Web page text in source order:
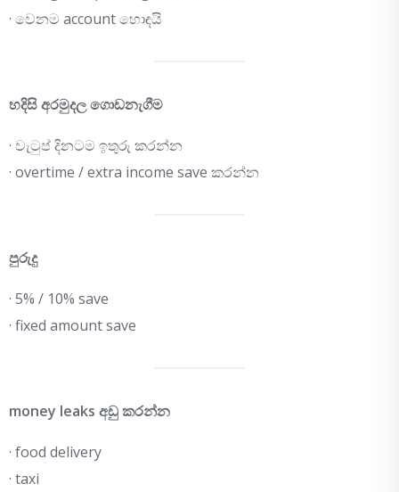
· වෙනම account හොඳයි
හදිසි අරමුදල ගොඩනැගීම
· වැටුප් දිනටම ඉතුරු කරන්න
· overtime / extra income save කරන්න
පුරුදු
· 5% / 10% save
· fixed amount save
money leaks අඩු කරන්න
· food delivery
· taxi